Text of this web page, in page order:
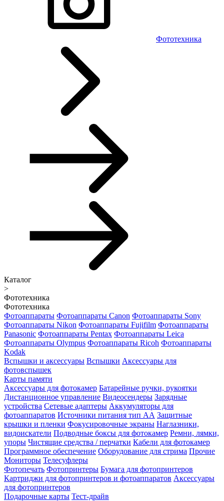
Фототехника
Каталог
>
Фототехника
Фототехника
Фотоаппараты Фотоаппараты Canon Фотоаппараты Sony
Фотоаппараты Nikon Фотоаппараты Fujifilm Фотоаппараты
Panasonic Фотоаппараты Pentax Фотоаппараты Leica
Фотоаппараты Olympus Фотоаппараты Ricoh Фотоаппараты
Kodak
Вспышки и аксессуары Вспышки Аксессуары для
фотовспышек
Карты памяти
Аксессуары для фотокамер Батарейные ручки, рукоятки
Дистанционное управление Видеосендеры Зарядные
устройства Сетевые адаптеры Аккумуляторы для
фотоаппаратов Источники питания тип АА Защитные
крышки и пленки Фокусировочные экраны Наглазники,
видоискатели Подводные боксы для фотокамер Ремни, лямки,
упоры Чистящие средства / перчатки Кабели для фотокамер
Программное обеспечение Оборудование для стрима Прочие
Мониторы Телесуфлеры
Фотопечать Фотопринтеры Бумага для фотопринтеров
Картриджи для фотопринтеров и фотоаппаратов Аксессуары
для фотопринтеров
Подарочные карты Тест-драйв